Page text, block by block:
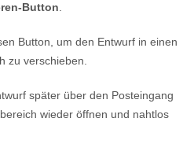
Button
Button, um den Entwurf in einen
zu verschieben.
später über den Posteingang
wieder öffnen und nahtlos